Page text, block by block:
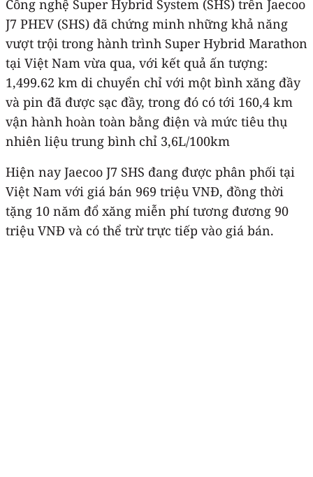
Công nghệ Super Hybrid System (SHS) trên Jaecoo
J7 PHEV (SHS) đã chứng minh những khả năng
vượt trội trong hành trình Super Hybrid Marathon
tại Việt Nam vừa qua, với kết quả ấn tượng:
1,499.62 km di chuyển chỉ với một bình xăng đầy
và pin đã được sạc đầy, trong đó có tới 160,4 km
vận hành hoàn toàn bằng điện và mức tiêu thụ
nhiên liệu trung bình chỉ 3,6L/100km
Hiện nay Jaecoo J7 SHS đang được phân phối tại
Việt Nam với giá bán 969 triệu VNĐ, đồng thời
tặng 10 năm đổ xăng miễn phí tương đương 90
triệu VNĐ và có thể trừ trực tiếp vào giá bán.